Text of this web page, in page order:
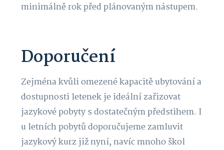
minimálně rok před plánovaným nástupem.
Doporučení
Zejména kvůli omezené kapacitě ubytování a
dostupnosti letenek je ideální zařizovat
jazykové pobyty s dostatečným předstihem. I
u letních pobytů doporučujeme zamluvit
jazykový kurz již nyní, navíc mnoho škol